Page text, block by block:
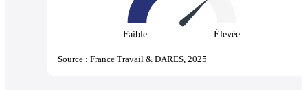
Faible Élevée
Source : France Travail & DARES, 2025